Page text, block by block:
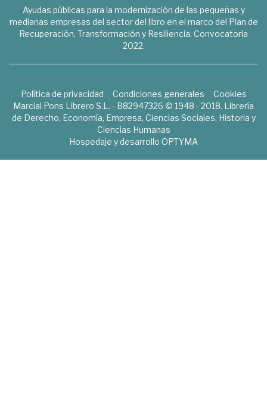
Ayudas públicas para la modernización de las pequeñas y
medianas empresas del sector del libro en el marco del Plan de
Recuperación, Transformación y Resiliencia. Convocatoria
2022.
Política de privacidad Condiciones generales
Cookies
Marcial Pons Librero S.L. - B82947326 © 1948 - 2018. Librería
de Derecho, Economía, Empresa, Ciencias Sociales, Historia y
Ciencias Humanas
Hospedaje y desarrollo OPTYMA